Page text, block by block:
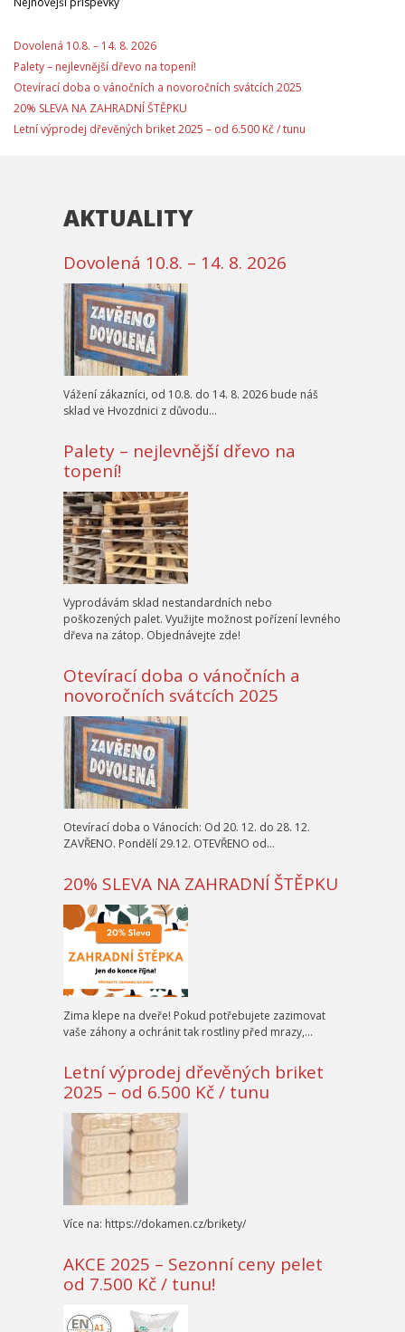
Dovolená 10.8. – 14. 8. 2026
Palety – nejlevnější dřevo na topení!
Otevírací doba o vánočních a novoročních svátcích 2025
20% SLEVA NA ZAHRADNÍ ŠTĚPKU
Letní výprodej dřevěných briket 2025 – od 6.500 Kč / tunu
AKTUALITY
Dovolená 10.8. – 14. 8. 2026
Vážení zákazníci, od 10.8. do 14. 8. 2026 bude náš
sklad ve Hvozdnici z důvodu…
Palety – nejlevnější dřevo na
topení!
Vyprodávám sklad nestandardních nebo
poškozených palet. Využijte možnost pořízení levného
dřeva na zátop. Objednávejte zde!
Otevírací doba o vánočních a
novoročních svátcích 2025
Otevírací doba o Vánocích: Od 20. 12. do 28. 12.
ZAVŘENO. Pondělí 29.12. OTEVŘENO od…
20% SLEVA NA ZAHRADNÍ ŠTĚPKU
Zima klepe na dveře! Pokud potřebujete zazimovat
vaše záhony a ochránit tak rostliny před mrazy,…
Letní výprodej dřevěných briket
2025 – od 6.500 Kč / tunu
Více na: https://dokamen.cz/brikety/
AKCE 2025 – Sezonní ceny pelet
od 7.500 Kč / tunu!